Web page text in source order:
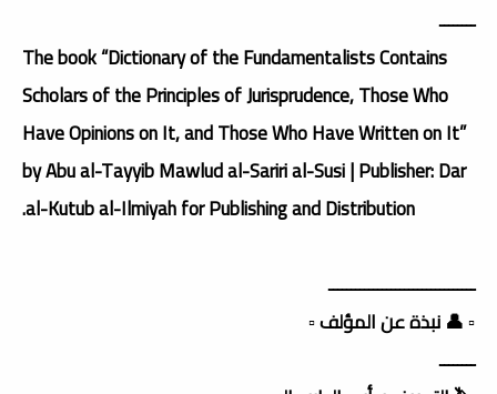
ــــــــ
The book “Dictionary of the Fundamentalists Contains
Scholars of the Principles of Jurisprudence, Those Who
Have Opinions on It, and Those Who Have Written on It”
by Abu al-Tayyib Mawlud al-Sariri al-Susi | Publisher: Dar
al-Kutub al-Ilmiyah for Publishing and Distribution.
ـــــــــــــــــــــــــــــــــ
▫️ 👤 نبذة عن المؤلف ▫️
ــــــــ